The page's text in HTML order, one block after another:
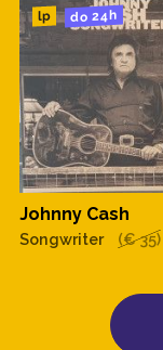
lp do 24h
Johnny Cash
Songwriter (€ 35)